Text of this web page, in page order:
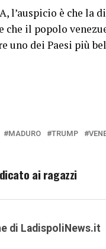
l’auspicio è che la
che il popolo
uno dei Paesi più
MADURO TRUMP
ai ragazzi
di LadispoliNews.it